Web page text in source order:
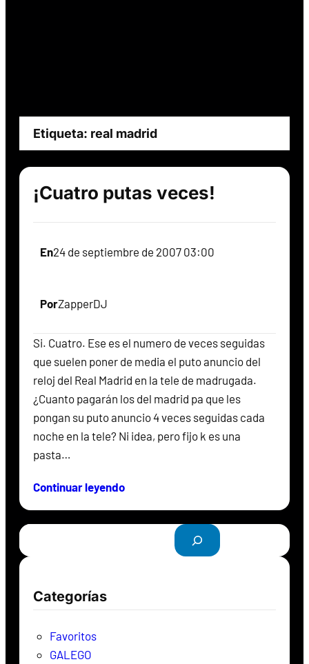
Etiqueta: real madrid
¡Cuatro putas veces!
En24 de septiembre de 2007 03:00
PorZapperDJ
Si. Cuatro. Ese es el numero de veces seguidas
que suelen poner de media el puto anuncio del
reloj del Real Madrid en la tele de madrugada.
¿Cuanto pagarán los del madrid pa que les
pongan su puto anuncio 4 veces seguidas cada
noche en la tele? Ni idea, pero fijo k es una
pasta…
Continuar leyendo
B
u
s
Categorías
Favoritos
GALEGO